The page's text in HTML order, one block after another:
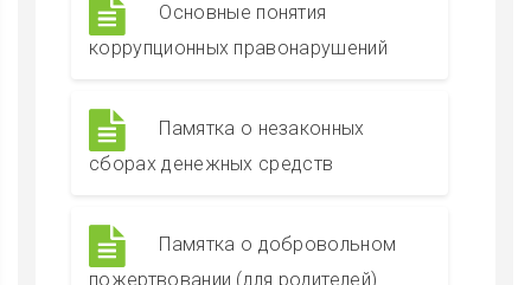
Основные понятия
коррупционных правонарушений
Памятка о незаконных
сборах денежных средств
Памятка о добровольном
пожертвовании (для родителей)